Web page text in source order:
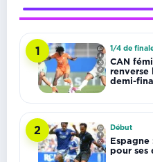
1 1/4 de
CAN
renverse
demi-
2 Début
pour ses